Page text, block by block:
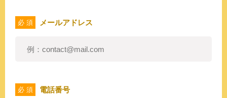
必 須 メールアドレス
必 須 電話番号